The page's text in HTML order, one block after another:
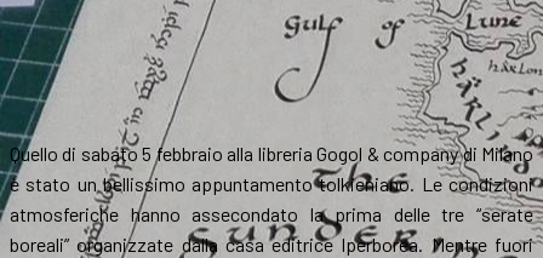
Quello di sabato 5 febbraio alla libreria Gogol & company di Milano
è stato un bellissimo appuntamento tolkieniano. Le condizioni
atmosferiche hanno assecondato la prima delle tre “serate
boreali” organizzate dalla casa editrice Iperborea. Mentre fuori